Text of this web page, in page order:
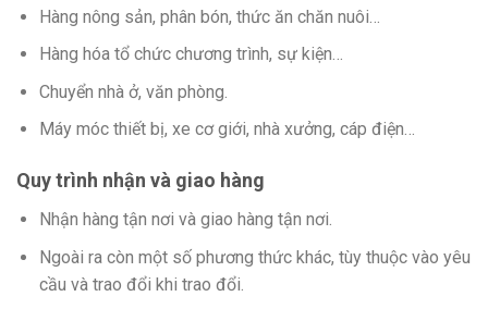
Hàng nông sản, phân bón, thức ăn chăn nuôi…
Hàng hóa tổ chức chương trình, sự kiện…
Chuyển nhà ở, văn phòng.
Máy móc thiết bị, xe cơ giới, nhà xưởng, cáp điện…
Quy trình nhận và giao hàng
Nhận hàng tận nơi và giao hàng tận nơi.
Ngoài ra còn một số phương thức khác, tùy thuộc vào yêu
cầu và trao đổi khi trao đổi.